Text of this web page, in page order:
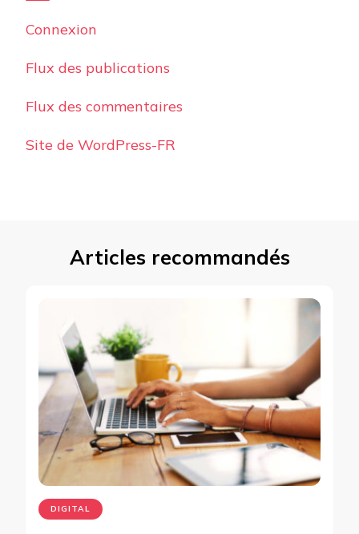
Connexion
Flux des publications
Flux des commentaires
Site de WordPress-FR
Articles recommandés
DIGITAL